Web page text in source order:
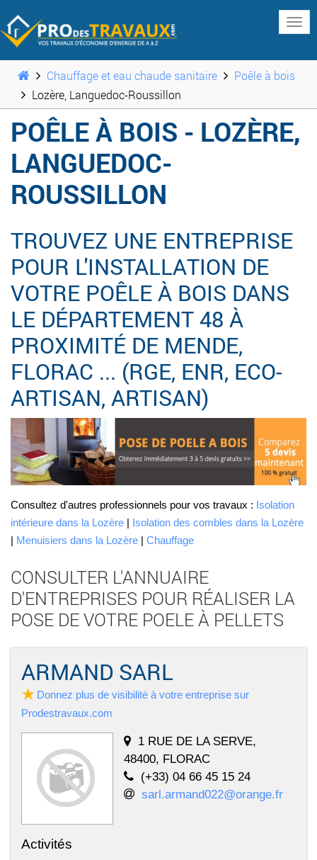
Chauffage et eau chaude sanitaire
Poêle à bois
Lozère, Languedoc-Roussillon
POÊLE À BOIS - LOZÈRE,
LANGUEDOC-
ROUSSILLON
TROUVEZ UNE ENTREPRISE
POUR L'INSTALLATION DE
VOTRE POÊLE À BOIS DANS
LE DÉPARTEMENT 48 À
PROXIMITÉ DE MENDE,
FLORAC ... (RGE, ENR, ECO-
ARTISAN, ARTISAN)
Consultez d'autres professionnels pour vos travaux : Isolation
intérieure dans la Lozère | Isolation des combles dans la Lozère
| Menuisiers dans la Lozère | Chauffage
CONSULTER L'ANNUAIRE
D'ENTREPRISES POUR RÉALISER LA
POSE DE VOTRE POELE À PELLETS
ARMAND SARL
Donnez plus de visibilité à votre entreprise sur
Prodestravaux.com
1 RUE DE LA SERVE,
48400, FLORAC
(+33) 04 66 45 15 24
sarl.armand022@orange.fr
Activités